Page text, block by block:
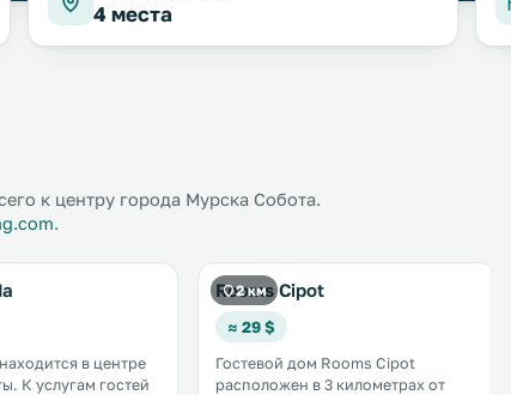
4 места
к центру города Мурска Собота.
.
в центре
2 км
Rooms Cipot
≈ 29 $
Гостевой дом Rooms Cipot
расположен в 3 километрах от